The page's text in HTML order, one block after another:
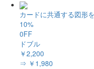
カードに共通する図形
10%
0FF
ドブル
￥2,200
⇒ ￥1,980